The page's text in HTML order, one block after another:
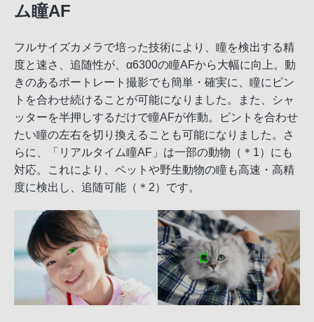
ム瞳AF
フルサイズカメラで培った技術により、瞳を検出する精
度と速さ、追随性が、α6300の瞳AFから大幅に向上。動
きのあるポートレート撮影でも簡単・確実に、瞳にピン
トを合わせ続けることが可能になりました。また、シャ
ッターを半押しするだけで瞳AFが作動。ピントを合わせ
たい瞳の左右を切り換えることも可能になりました。さ
らに、「リアルタイム瞳AF」は一部の動物（＊1）にも
対応。これにより、ペットや野生動物の瞳も高速・高精
度に検出し、追随可能（＊2）です。